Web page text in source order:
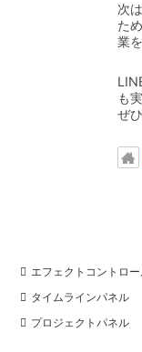
次
た
業
も
ぜ
エフェクトコントロ
タイムラインパネル
プロジェクトパネル